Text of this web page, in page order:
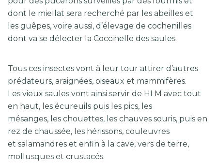
dont le miellat sera recherché par les abeilles et
les guêpes, voire aussi, d’élevage de cochenilles
dont va se délecter la Coccinelle des saules.
Tous ces insectes vont à leur tour attirer d’autres
prédateurs, araignées, oiseaux et mammifères.
Les vieux saules vont ainsi servir de HLM avec tout
en haut, les écureuils puis les pics, les
mésanges, les chouettes, les chauves souris, puis en
rez de chaussée, les hérissons, couleuvres
et salamandres et enfin à la cave, vers de terre,
mollusques et crustacés.